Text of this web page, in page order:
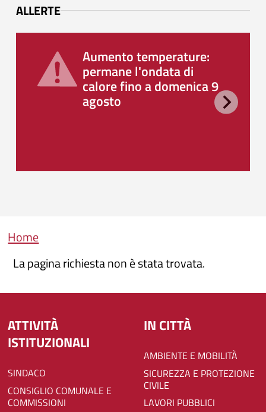
ALLERTE
Aumento temperature:
permane l'ondata di
calore fino a domenica 9
agosto
Briciole di pane
Home
La pagina richiesta non è stata trovata.
ATTIVITÀ
ISTITUZIONALI
SINDACO
CONSIGLIO COMUNALE E
COMMISSIONI
IN CITTÀ
AMBIENTE E MOBILITÀ
SICUREZZA E PROTEZIONE
CIVILE
LAVORI PUBBLICI